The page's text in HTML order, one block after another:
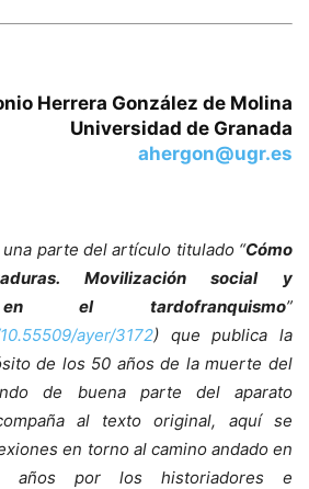
Herrera González de Molina
Universidad de Granada
ahergon@ugr.es
parte del artículo titulado “Cómo
Movilización social y
en el tardofranquismo”
ayer/3172) que publica la
de los 50 años de la muerte del
de buena parte del aparato
al texto original, aquí se
en torno al camino andado en
años por los historiadores e